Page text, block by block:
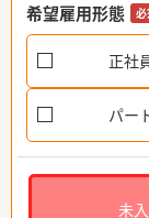
希望雇用形態
正社
パー
未